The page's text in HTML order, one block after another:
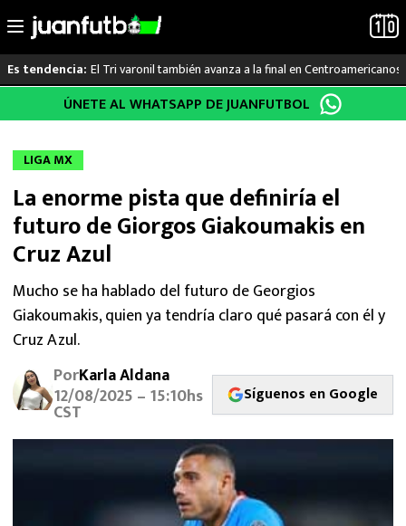
al
Es tendencia: El Tri varonil también avanza a la final en Centroamericanos
LO ÚLTIMO
LIGA MX
RAYADOS
PUMAS
ATLANTE
SELECCIÓN MEXICANA
FUTBOL INTERNACIONAL
MEXICANOS EN EL EXTRANJERO
ÚNETE AL WHATSAPP DE JUANFUTBOL
LIGA MX
La enorme pista que definiría el
futuro de Giorgos Giakoumakis en
Cruz Azul
Mucho se ha hablado del futuro de Georgios
Giakoumakis, quien ya tendría claro qué pasará con él y
Cruz Azul.
PorKarla Aldana
12/08/2025 – 15:10hs
CST
Síguenos en Google